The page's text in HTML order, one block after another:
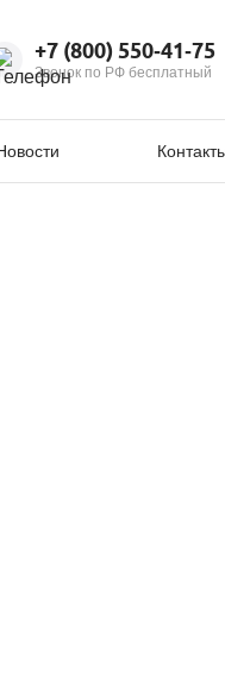
+7 (800) 550‑41‑75
Звонок по РФ бесплатный